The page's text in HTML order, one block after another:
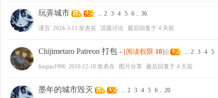
玩弄城市 ... 2 3 4 5 6 .. 36
谨言 2024-3-11 发表在 话题讨论 最后回复于 4 天前
Chijimetaro Patreon 打包 - [阅读权限 10] ... 2 3 4 5
linqiao1996 2019-12-18 发表在 图片分享 最后回复于 4 天前
墨年的城市毁灭 ... 2 3 4 5 6 .. 20